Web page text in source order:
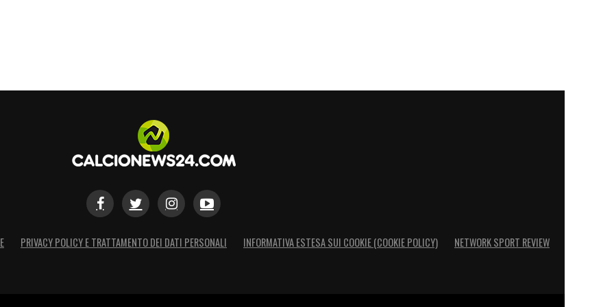
«Non esiste un popolo così. Mi sono
dei fratelli. Persone che sono un po’ come
città, il Poetto, il Margine Rosso dove ho una
Voleva fare l’affare. Rifiutai. Avevo ancora
PRIVACY POLICY E TRATTAMENTO DEI DATI PERSONALI INFORMATIVA ESTESA SUI COOKIE (COOKIE POLICY) NETWORK SPORT REVIEW